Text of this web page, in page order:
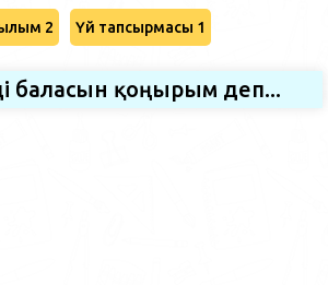
2 Үй тапсырмасы 1
баласын қоңырым деп...